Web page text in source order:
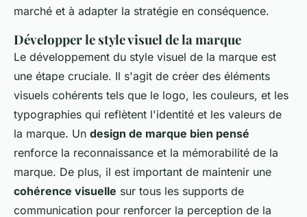
marché et à adapter la stratégie en conséquence.
Développer le style visuel de la marque
Le développement du style visuel de la marque est
une étape cruciale. Il s'agit de créer des éléments
visuels cohérents tels que le logo, les couleurs, et les
typographies qui reflètent l'identité et les valeurs de
la marque. Un design de marque bien pensé
renforce la reconnaissance et la mémorabilité de la
marque. De plus, il est important de maintenir une
cohérence visuelle sur tous les supports de
communication pour renforcer la perception de la